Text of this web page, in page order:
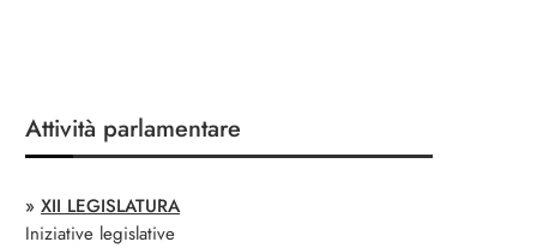
Attività parlamentare
» XII LEGISLATURA
Iniziative legislative